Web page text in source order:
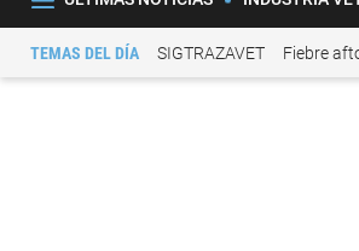
TEMAS DEL DÍA SIGTRAZAVET Fiebre